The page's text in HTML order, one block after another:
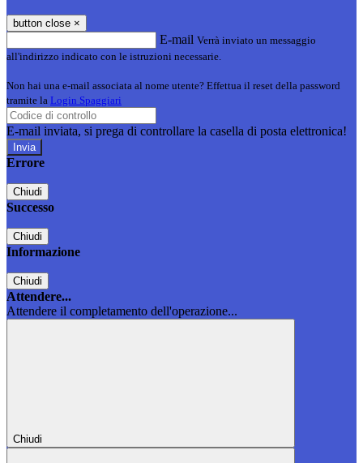
button close ×
E-mail Verrà inviato un messaggio
all'indirizzo indicato con le istruzioni necessarie.
Non hai una e-mail associata al nome utente? Effettua il reset della password
tramite la Login Spaggiari
E-mail inviata, si prega di controllare la casella di posta elettronica!
Errore
Chiudi
Successo
Chiudi
Informazione
Chiudi
Attendere...
Attendere il completamento dell'operazione...
Chiudi